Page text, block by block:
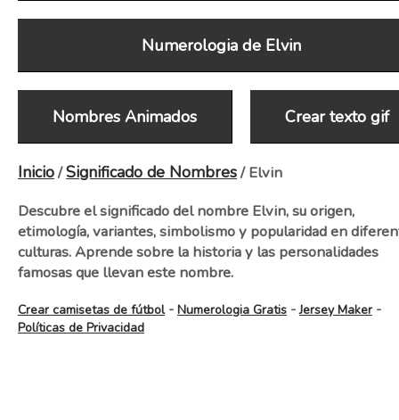
Numerologia de Elvin
Nombres Animados Crear texto gif
Inicio/Significado de Nombres/ Elvin
Descubre el significado del nombre Elvin, su origen,
etimología, variantes, simbolismo y popularidad en
culturas. Aprende sobre la historia y las personalidades
famosas que llevan este nombre.
Crear camisetas de fútbol- Numerologia Gratis -Jersey Maker-
Políticas de Privacidad